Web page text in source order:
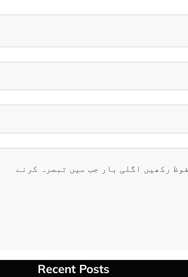
رکھیں اگلی بار جب میں تبصرہ کرنے
Recent Posts